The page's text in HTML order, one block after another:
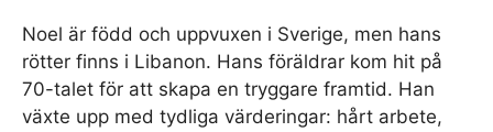
Noel är född och uppvuxen i Sverige, men hans
rötter finns i Libanon. Hans föräldrar kom hit på
70-talet för att skapa en tryggare framtid. Han
växte upp med tydliga värderingar: hårt arbete,